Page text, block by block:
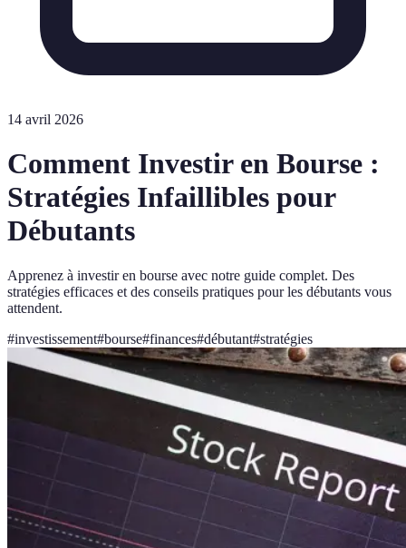
14 avril 2026
Comment Investir en Bourse :
Stratégies Infaillibles pour
Débutants
Apprenez à investir en bourse avec notre guide complet. Des
stratégies efficaces et des conseils pratiques pour les débutants vous
attendent.
#investissement#bourse#finances#débutant#stratégies